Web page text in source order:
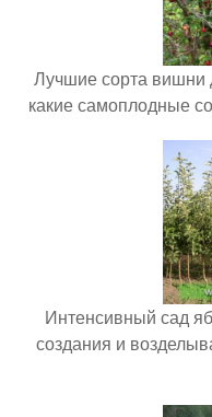
Лучшие сорта вишни
какие самоплодные
Интенсивный сад
создания и